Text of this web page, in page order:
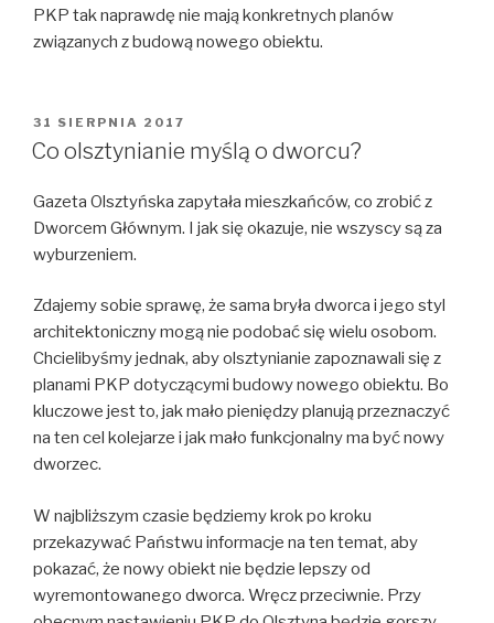
PKP tak naprawdę nie mają konkretnych planów
związanych z budową nowego obiektu.
OPUBLIKOWANE
W
31 SIERPNIA 2017
Co olsztynianie myślą o dworcu?
Gazeta Olsztyńska zapytała mieszkańców, co zrobić z
Dworcem Głównym. I jak się okazuje, nie wszyscy są za
wyburzeniem.
Zdajemy sobie sprawę, że sama bryła dworca i jego styl
architektoniczny mogą nie podobać się wielu osobom.
Chcielibyśmy jednak, aby olsztynianie zapoznawali się z
planami PKP dotyczącymi budowy nowego obiektu. Bo
kluczowe jest to, jak mało pieniędzy planują przeznaczyć
na ten cel kolejarze i jak mało funkcjonalny ma być nowy
dworzec.
W najbliższym czasie będziemy krok po kroku
przekazywać Państwu informacje na ten temat, aby
pokazać, że nowy obiekt nie będzie lepszy od
wyremontowanego dworca. Wręcz przeciwnie. Przy